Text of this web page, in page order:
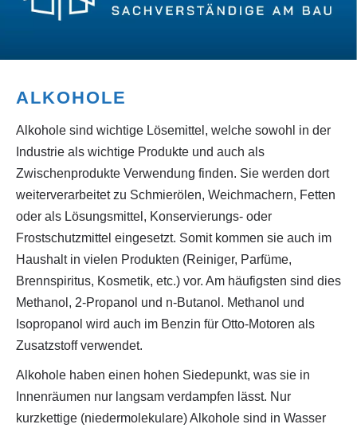
ALKOHOLE
Alkohole sind wichtige Lösemittel, welche sowohl in der
Industrie als wichtige Produkte und auch als
Zwischenprodukte Verwendung finden. Sie werden dort
weiterverarbeitet zu Schmierölen, Weichmachern, Fetten
oder als Lösungsmittel, Konservierungs- oder
Frostschutzmittel eingesetzt. Somit kommen sie auch im
Haushalt in vielen Produkten (Reiniger, Parfüme,
Brennspiritus, Kosmetik, etc.) vor. Am häufigsten sind dies
Methanol, 2-Propanol und n-Butanol. Methanol und
Isopropanol wird auch im Benzin für Otto-Motoren als
Zusatzstoff verwendet.
Alkohole haben einen hohen Siedepunkt, was sie in
Innenräumen nur langsam verdampfen lässt. Nur
kurzkettige (niedermolekulare) Alkohole sind in Wasser